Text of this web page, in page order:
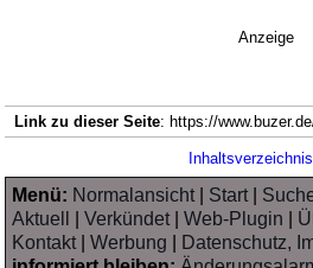
Anzeige
Link zu dieser Seite: https://
Inhaltsverzeichnis
Menü: Normalansicht| Start|
Aktuell
|Verkündet|Web-Plugin
Kontakt|Werbung
Datenschutz,